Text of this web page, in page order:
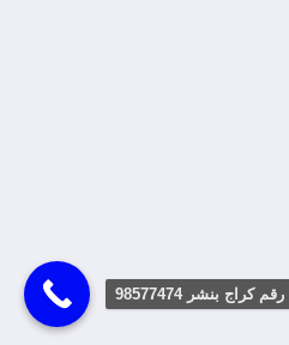
رقم كراج بنشر 98577474